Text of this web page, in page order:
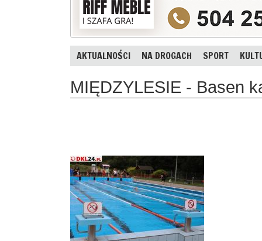
AKTUALNOŚCI NA DROGACH SPORT
MIĘDZYLESIE - Basen